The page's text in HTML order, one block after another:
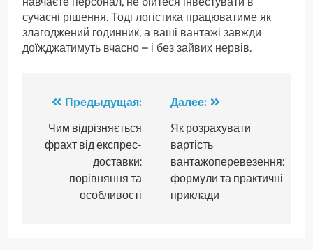
сучасні рішення. Тоді логістика працюватиме як
злагоджений годинник, а ваші вантажі завжди
доїжджатимуть вчасно – і без зайвих нервів.
Навигация
по
записям
Предыдущая:
Чим відрізняється
фрахт від експрес-
доставки:
порівняння та
особливості
Далее:
Як розрахувати
вартість
вантажоперевезення:
формули та практичні
приклади